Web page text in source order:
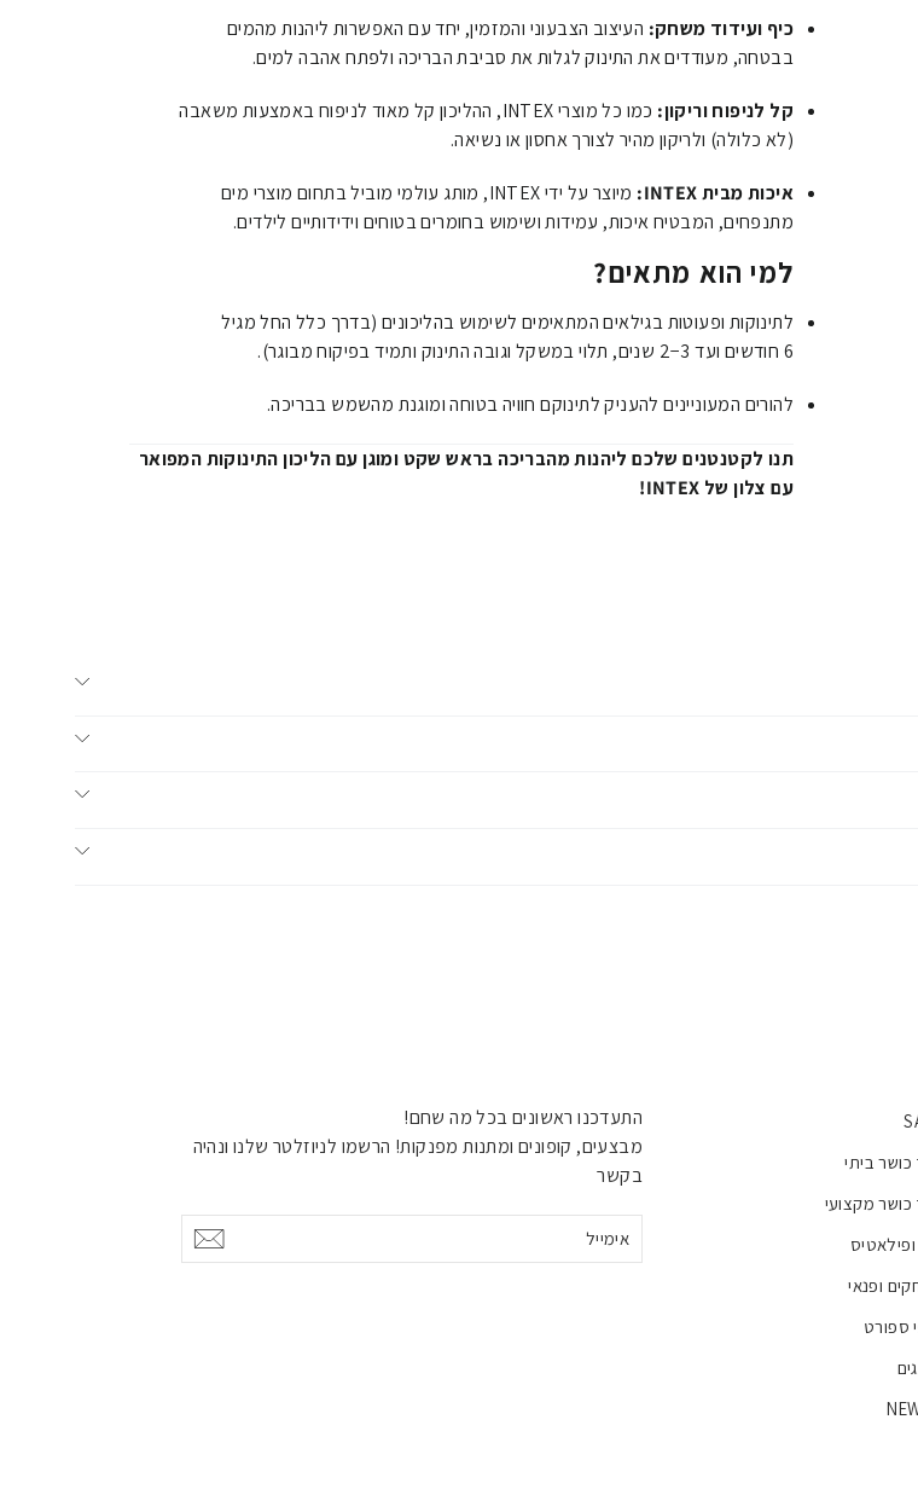
כיף ועידוד משחק: העיצוב הצבעוני והמזמין, יחד עם האפשרות ליהנות מהמים
בבטחה, מעודדים את התינוק לגלות את סביבת הבריכה ולפתח אהבה למים.
קל לניפוח וריקון:
כמו כל מוצרי INTEX, ההליכון קל מאוד לניפוח באמצעות משאבה
(לא כלולה) ולריקון מהיר לצורך אחסון או נשיאה.
איכות מבית INTEX:
מיוצר על ידי INTEX, מותג עולמי מוביל בתחום מוצרי מים
מתנפחים, המבטיח איכות, עמידות ושימוש בחומרים בטוחים וידידותיים לילדים.
למי הוא מתאים?
לתינוקות ופעוטות בגילאים המתאימים לשימוש בהליכונים (בדרך כלל החל מגיל
6 חודשים ועד 2−3 שנים, תלוי במשקל וגובה התינוק ותמיד בפיקוח מבוגר).
להורים המעוניינים להעניק לתינוקם חוויה בטוחה ומוגנת מהשמש בבריכה.
תנו לקטנטנים שלכם ליהנות מהבריכה בראש שקט ומוגן עם הליכון התינוקות המפואר
עם צלון של INTEX!
כושר ביתי
כושר מקצועי
ופילאטיס
ופנאי
ספורט
התעדכנו ראשונים בכל מה שחם!
מבצעים, קופונים ומתנות מפנקות! הרשמו לניוזלטר שלנו ונהיה
בקשר
אימייל